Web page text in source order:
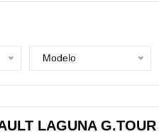
Modelo
LAGUNA